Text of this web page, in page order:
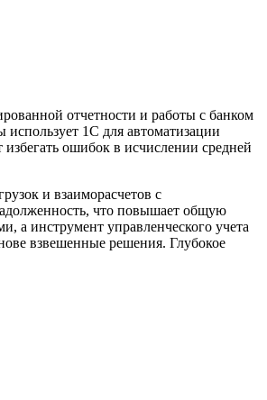
отчетности и работы с банком
использует 1С для автоматизации
ошибок в исчислении средней
и взаиморасчетов с
что повышает общую
а инструмент управленческого учета
взвешенные решения. Глубокое